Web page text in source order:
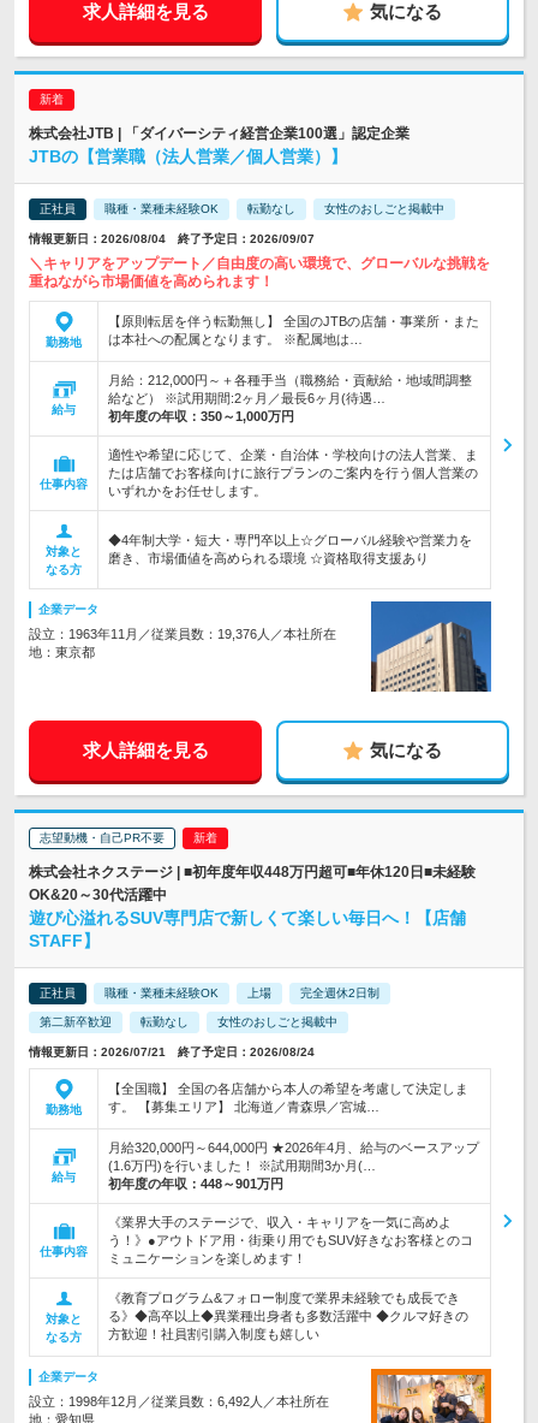
求人詳細を見る 気になる
株式会社JTB | 「ダイバーシティ経営企業100選」認定企業
JTBの【営業職（法人営業／個人営業）】
正社員 職種・業種未経験OK 転勤なし 女性のおしごと掲載中
情報更新日：2026/08/04 終了予定日：2026/09/07
＼キャリアをアップデート／自由度の高い環境で、グローバルな挑戦を
重ねながら市場価値を高められます！
勤務地
【原則転居を伴う転勤無し】 全国のJTBの店舗・事業所・また
は本社への配属となります。 ※配属地は…
給与
月給：212,000円～＋各種手当（職務給・貢献給・地域間調整
給など） ※試用期間:2ヶ月／最長6ヶ月(待遇…
初年度の年収： 350～1,000万円
仕事内容
適性や希望に応じて、企業・自治体・学校向けの法人営業、ま
たは店舗でお客様向けに旅行プランのご案内を行う個人営業の
いずれかをお任せします。
対象と
なる方
◆4年制大学・短大・専門卒以上☆グローバル経験や営業力を
磨き、市場価値を高められる環境 ☆資格取得支援あり
企業データ
設立：1963年11月／従業員数：19,376人／本社所在
地：東京都
求人詳細を見る 気になる
志望動機・自己PR不要
株式会社ネクステージ | ■初年度年収448万円超可■年休120日■未経験
OK&20～30代活躍中
遊び心溢れるSUV専門店で新しくて楽しい毎日へ！【店舗
STAFF】
正社員 職種・業種未経験OK 上場 完全週休2日制
第二新卒歓迎 転勤なし 女性のおしごと掲載中
情報更新日：2026/07/21 終了予定日：2026/08/24
勤務地
【全国職】 全国の各店舗から本人の希望を考慮して決定しま
す。 【募集エリア】 北海道／青森県／宮城…
給与
月給320,000円～644,000円 ★2026年4月、給与のベースアップ
(1.6万円)を行いました！ ※試用期間3か月(…
初年度の年収： 448～901万円
仕事内容
《業界大手のステージで、収入・キャリアを一気に高めよ
う！》●アウトドア用・街乗り用でもSUV好きなお客様とのコ
ミュニケーションを楽しめます！
対象と
なる方
《教育プログラム&フォロー制度で業界未経験でも成長でき
る》◆高卒以上◆異業種出身者も多数活躍中 ◆クルマ好きの
方歓迎！社員割引購入制度も嬉しい
企業データ
設立：1998年12月／従業員数：6,492人／本社所在
地：愛知県